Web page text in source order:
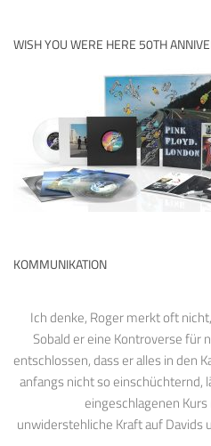
WISH YOU WERE HERE 50TH
KOMMUNIKATION
Ich denke, Roger merkt oft
Sobald er eine Kontroverse für
entschlossen, dass er alles in den
anfangs nicht so einschüchternd,
eingeschlagenen
unwiderstehliche Kraft auf Davids